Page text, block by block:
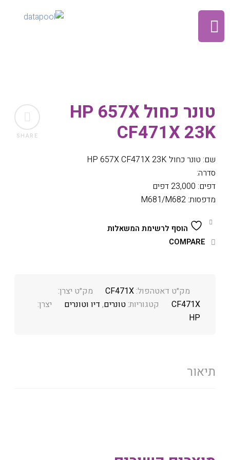
SHARE
טונר כחול HP 657X
CF471X 23K
שם: טונר כחול HP 657X CF471X 23K
סדרה:
דפים: 23,000 דפים
מדפסות: M681/M682
הוסף לרשימת המשאלות
COMPARE
מק״ט דאטהפול:CF471X
מק״ט יצרן:
CF471X
קטגוריות:טונרים, דיו וטונרים
יצרן:
HP
תיאור